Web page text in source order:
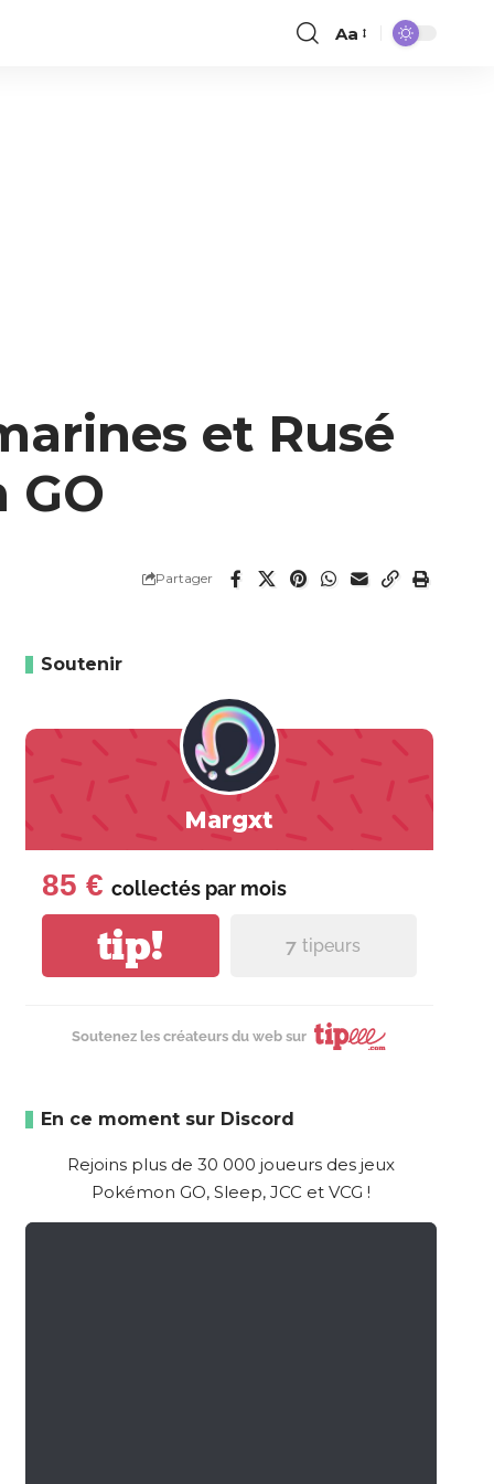
Aa
et Rusé
Partager
Soutenir
Margxt
85 € collectés par mois
tip! 7 tipeurs
Soutenez les créateurs du web sur
En ce moment sur Discord
Rejoins plus de 30 000 joueurs des jeux
Pokémon GO, Sleep, JCC et VCG !